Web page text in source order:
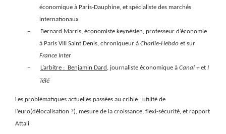
économique à Paris-Dauphine, et spécialiste des marchés
internationaux
–
Bernard Marris, économiste keynésien, professeur d’économie
à Paris VIII Saint Denis, chroniqueur à Charlie-Hebdo et sur
France Inter
–
L’arbitre : Benjamin Dard , journaliste économique à Canal +et I
Télé
Les problématiques actuelles passées au crible : utilité de
l’euro(délocalisation ?), mesure de la croissance, flexi-sécurité, et rapport
Attali